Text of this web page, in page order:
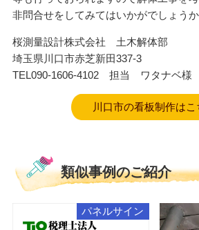
非問合せをしてみてはいかがでしょう
桜測量設計株式会社 土木解体部
埼玉県川口市赤芝新田337-3
TEL090-1606-4102 担当 ワタナベ様
川口市の看板制作はこ
類似事例のご紹介
パネルサイン